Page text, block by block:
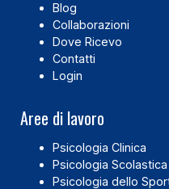
Blog
Collaborazioni
Dove Ricevo
Contatti
Login
Aree di lavoro
Psicologia Clinica
Psicologia Scolastica
Psicologia dello